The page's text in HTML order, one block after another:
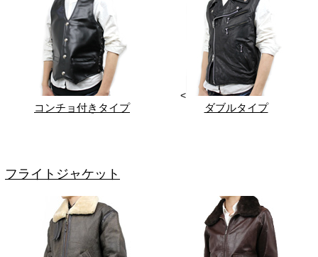
コンチョ付きタイプ
<
ダブルタイプ
フライトジャケット